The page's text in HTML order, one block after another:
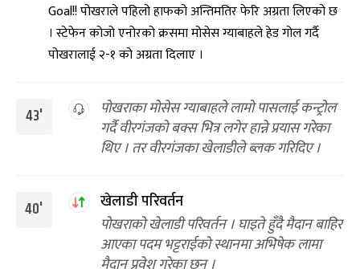
Goal!! पोखराले पहिलो हाफको अन्तिमतिर फेरि अग्रता लिएको छ
। स्टेफेन कोजो एनोरको क्रसमा मोसेस ग्याबाहले हेड गोल गर्दै
पोखरालाई २-१ को अग्रता दिलाए ।
43'
पोखराका मोसेस ग्याबाहले लामो पासलाई कन्ट्रोल
गर्दै वीरगंजको बक्स भित्र लगेर हान्ने प्रयास गरेका
थिए । तर वीरगंजका खेलाडीले ब्लक गरिदिए ।
40'
खेलाडी परिवर्तन
पोखराको खेलाडी परिवर्तन । घाइते हुँदै मैदान बाहिर
आएका पदम भट्टराईको स्थानमा अभिषेक लामा